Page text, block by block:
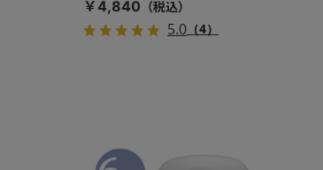
￥4,840
5.0 （4）